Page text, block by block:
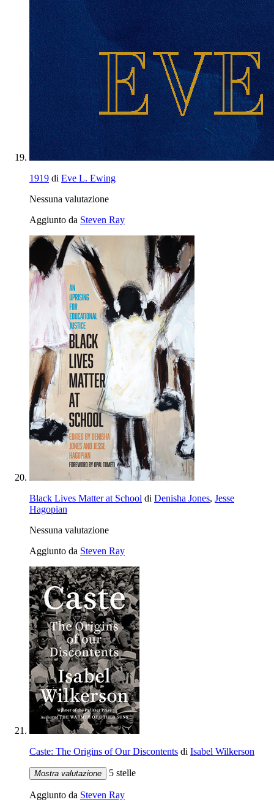
1919 di Eve L. Ewing
Nessuna valutazione
Aggiunto da Steven Ray
Black Lives Matter at School di Denisha Jones, Jesse
Hagopian
Nessuna valutazione
Aggiunto da Steven Ray
Caste: The Origins of Our Discontents di Isabel Wilkerson
Mostra valutazione 5 stelle
Aggiunto da Steven Ray